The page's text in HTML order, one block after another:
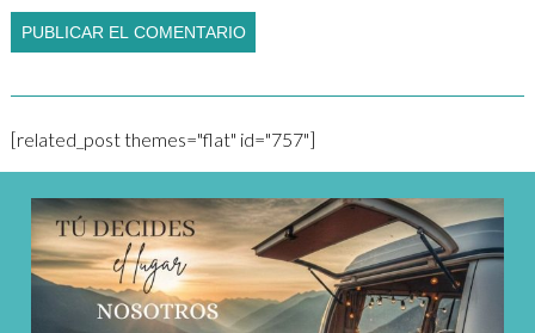
[related_post themes="flat" id="757"]